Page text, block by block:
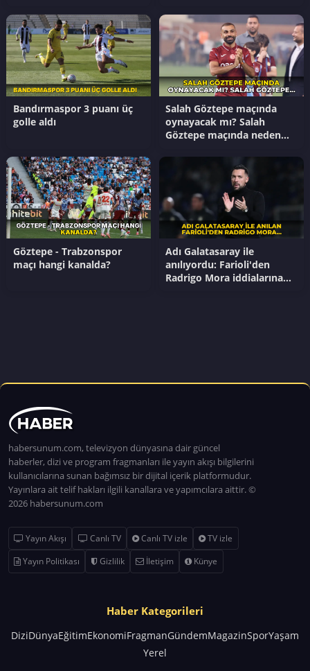
Bandırmaspor 3 puanı üç
golle aldı
Salah Göztepe maçında
oynayacak mı? Salah
Göztepe maçında neden
Göztepe - Trabzonspor
maçı hangi kanalda?
Adı Galatasaray ile
anılıyordu: Farioli'den
Radrigo Mora iddialarına
habersunum.com, televizyon dünyasına dair güncel
haberler, dizi ve program fragmanları ile yayın akışı bilgilerini
kullanıcılarına sunan bağımsız bir dijital içerik platformudur.
Yayınlara ait telif hakları ilgili kanallara ve yapımcılara aittir. ©
2026 habersunum.com
Yayın Akışı Canlı TV Canlı TV izle
TV izle
Yayın Politikası
Gizlilik İletişim Künye
Haber Kategorileri
DiziDünyaEğitimEkonomiFragmanGündemMagazinSporYaşam
Yerel